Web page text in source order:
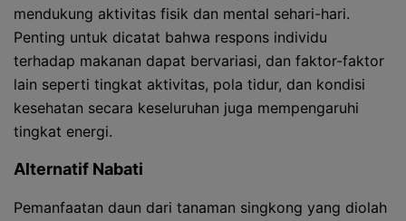
mendukung aktivitas fisik dan mental sehari-hari.
Penting untuk dicatat bahwa respons individu
terhadap makanan dapat bervariasi, dan faktor-faktor
lain seperti tingkat aktivitas, pola tidur, dan kondisi
kesehatan secara keseluruhan juga mempengaruhi
tingkat energi.
Alternatif Nabati
Pemanfaatan daun dari tanaman singkong yang diolah